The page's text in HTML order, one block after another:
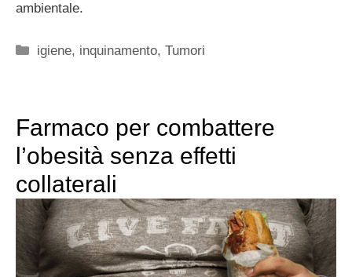
ambientale.
Categorie
igiene, inquinamento,Tumori
Farmaco per combattere
l’obesità senza effetti
collaterali